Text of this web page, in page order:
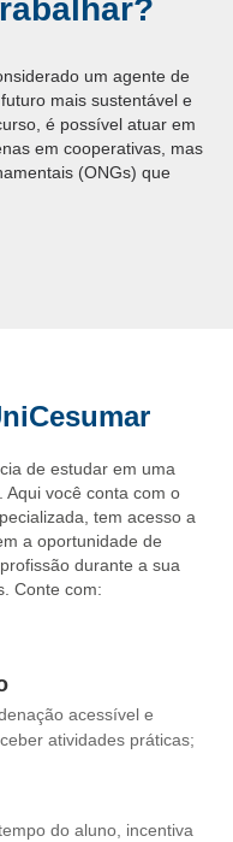
um agente de
mais sustentável e
é possível atuar em
em cooperativas, mas
(ONGs) que
de estudar em uma
. Aqui você conta com o
tem acesso a
a oportunidade de
durante a sua
Conte com:
acessível e
atividades práticas;
do aluno, incentiva